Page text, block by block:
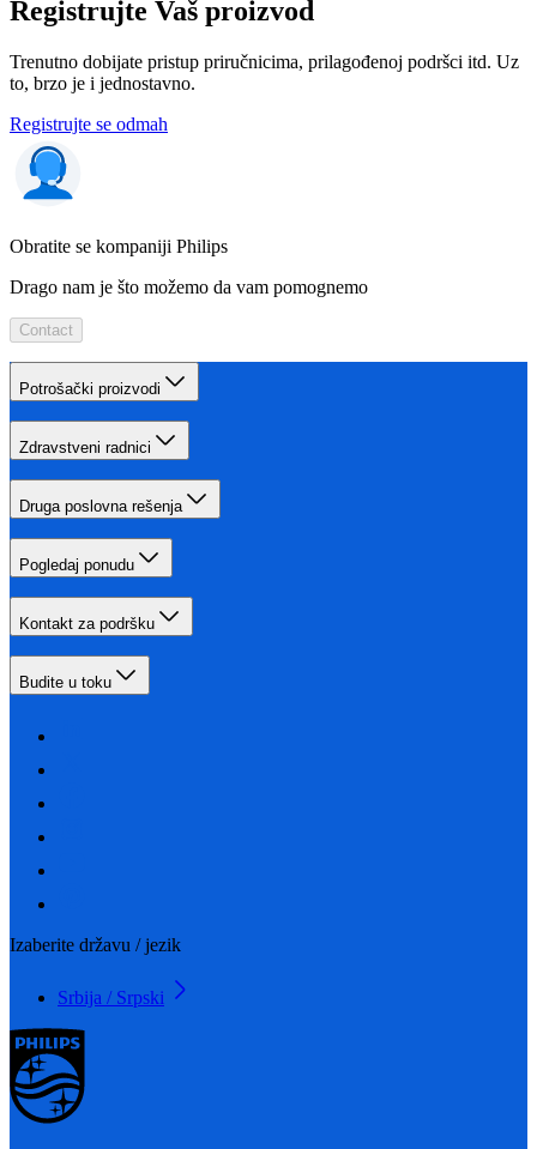
Registrujte Vaš proizvod
Trenutno dobijate pristup priručnicima, prilagođenoj podršci itd. Uz
to, brzo je i jednostavno.
Registrujte se odmah
Obratite se kompaniji Philips
Drago nam je što možemo da vam pomognemo
Contact
Potrošački proizvodi
Zdravstveni radnici
Druga poslovna rešenja
Pogledaj ponudu
Kontakt za podršku
Budite u toku
Izaberite državu / jezik
Srbija / Srpski